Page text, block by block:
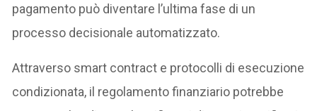
pagamento può diventare l’ultima fase di un
processo decisionale automatizzato.
Attraverso smart contract e protocolli di esecuzione
condizionata, il regolamento finanziario potrebbe